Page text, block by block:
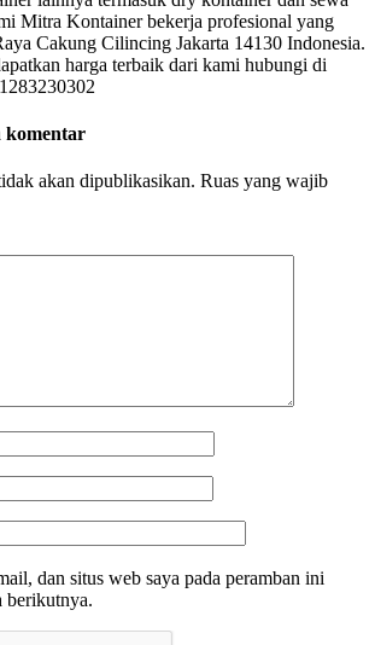
Mitra Kontainer bekerja profesional yang
Cakung Cilincing Jakarta 14130 Indonesia.
harga terbaik dari kami hubungi di
komentar
akan dipublikasikan. Ruas yang wajib
dan situs web saya pada peramban ini
berikutnya.